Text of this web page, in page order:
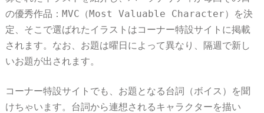
の優秀作品：MVC（Most Valuable Character）を決
定、そこで選ばれたイラストはコーナー特設サイトに掲載
されます。なお、お題は曜日によって異なり、隔週で新し
いお題が出されます。
コーナー特設サイトでも、お題となる台詞（ボイス）を聞
けちゃいます。台詞から連想されるキャラクターを描い